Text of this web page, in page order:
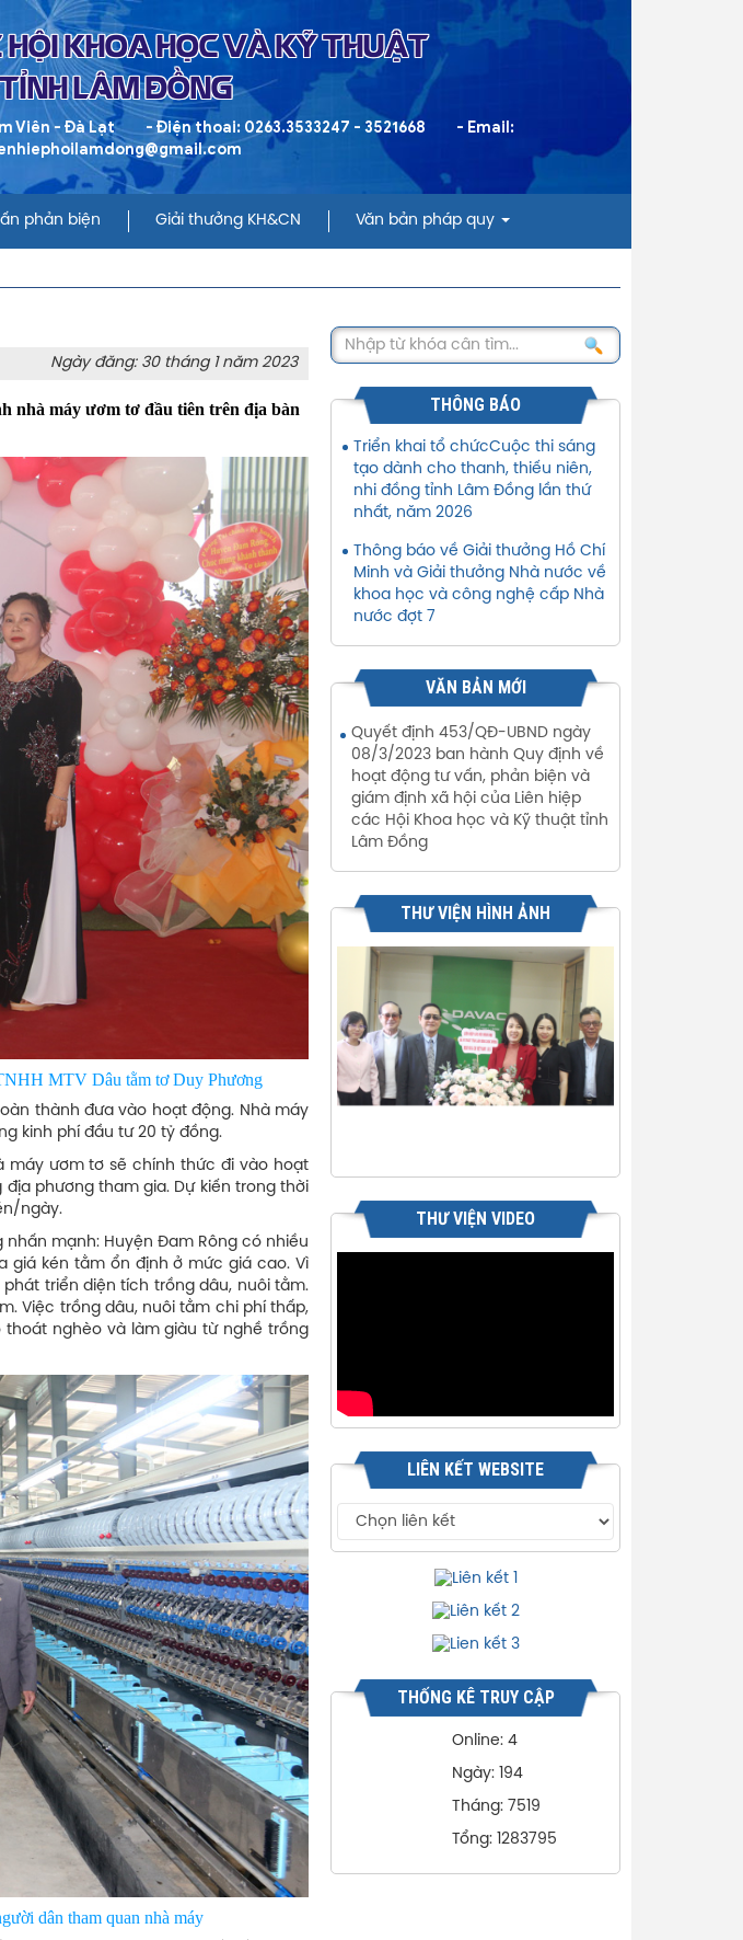
HỘI KHOA HỌC VÀ KỸ THUẬT
LÂM ĐỒNG
Viên - Đà Lạt - Điện thoai: 0263.3533247 - 3521668
- Email:
phản biện Giải thưởng KH&CN Văn bản pháp quy
Ngày đăng: 30 tháng 1 năm 2023
nhà máy ươm tơ đầu tiên trên địa bàn
MTV Dâu tằm tơ Duy Phương
thành đưa vào hoạt động. Nhà máy
kinh phí đầu tư 20 tỷ đồng.
máy ươm tơ sẽ chính thức đi vào hoạt
phương tham gia. Dự kiến trong thời
ngày.
nhấn mạnh: Huyện Đam Rông có nhiều
giá kén tằm ổn định ở mức giá cao. Vì
triển diện tích trồng dâu, nuôi tằm.
Việc trồng dâu, nuôi tằm chi phí thấp,
thoát nghèo và làm giàu từ nghề trồng
dân tham quan nhà máy
THÔNG BÁO
Triển khai tổ chứcCuộc thi sáng
tạo dành cho thanh, thiếu niên,
nhi đồng tỉnh Lâm Đồng lần thứ
nhất, năm 2026
Thông báo về Giải thưởng Hồ Chí
Minh và Giải thưởng Nhà nước về
khoa học và công nghệ cấp Nhà
nước đợt 7
VĂN BẢN MỚI
Quyết định 453/QĐ-UBND ngày
08/3/2023 ban hành Quy định về
hoạt động tư vấn, phản biện và
giám định xã hội của Liên hiệp
các Hội Khoa học và Kỹ thuật tỉnh
Lâm Đồng
THƯ VIỆN HÌNH ẢNH
THƯ VIỆN VIDEO
LIÊN KẾT WEBSITE
THỐNG KÊ TRUY CẬP
Online: 4
Ngày: 194
Tháng: 7519
Tổng: 1283795